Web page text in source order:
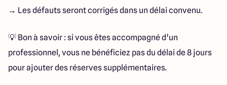
→ Les défauts seront corrigés dans un délai convenu.
💡 Bon à savoir : si vous êtes accompagné d’un
professionnel, vous ne bénéficiez pas du délai de 8 jours
pour ajouter des réserves supplémentaires.